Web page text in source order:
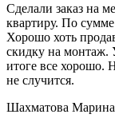
Сделали заказ на
квартиру. По
Хорошо хоть
скидку на монтаж.
итоге все хорошо.
не случится.
Шахматова